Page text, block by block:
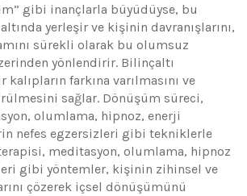
gibi inançlarla büyüdüyse, bu
yerleşir ve kişinin davranışlarını,
sürekli olarak bu olumsuz
yönlendirir. Bilinçaltı
farkına varılmasını ve
sağlar. Dönüşüm süreci,
olumlama, hipnoz, enerji
nefes egzersizleri gibi tekniklerle
meditasyon, olumlama, hipnoz
gibi yöntemler, kişinin zihinsel ve
çözerek içsel dönüşümünü